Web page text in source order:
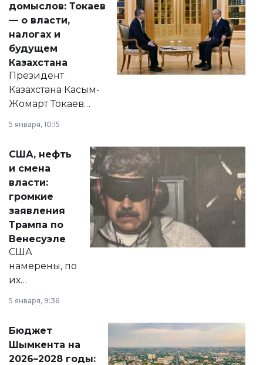
домыслов: Токаев
— о власти,
налогах и
будущем
Казахстана
Президент
Казахстана Касым-
Жомарт Токаев
сразу несколько
актуальных тем —
от слухов о
политических
реформах до
вопросов армии,
экономики и
личного здоровья.
5 января, 10:15
США, нефть
и смена
власти:
громкие
заявления
Трампа по
Венесуэле
США
намерены, по
их
принести
народу
Венесуэлы.
5 января, 9:36
Бюджет
Шымкента на
2026–2028 годы: